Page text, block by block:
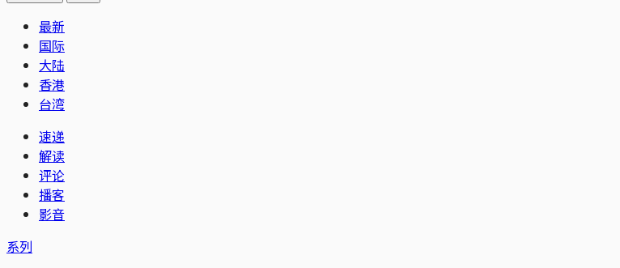
最新
国际
大陆
香港
台湾
速递
解读
评论
播客
影音
系列